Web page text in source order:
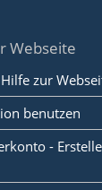
Webseite
zur
benutzen
-